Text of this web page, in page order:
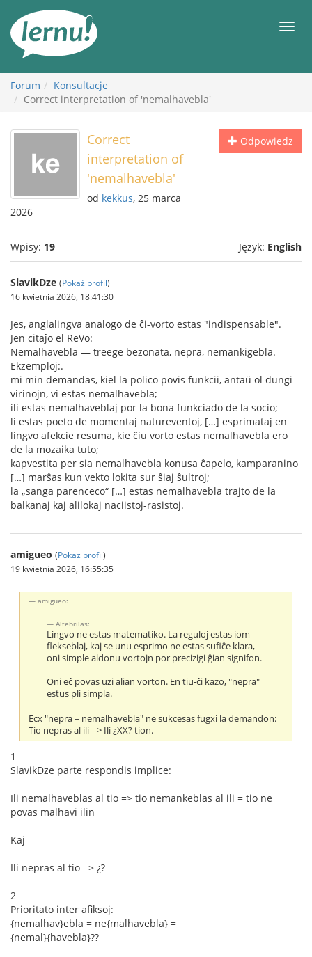
Forum
Konsultacje
Correct interpretation of 'nemalhavebla'
Odpowiedz
Correct
interpretation of
'nemalhavebla'
od kekkus, 25 marca
2026
Wpisy: 19 Język: English
SlavikDze (Pokaż profil)
16 kwietnia 2026, 18:41:30
Jes, anglalingva analogo de ĉi-vorto estas "indispensable".
Jen citaĵo el ReVo:
Nemalhavebla — treege bezonata, nepra, nemankigebla.
Ekzemploj:.
mi min demandas, kiel la polico povis funkcii, antaŭ ol dungi
virinojn, vi estas nemalhavebla;
ili estas nemalhaveblaj por la bona funkciado de la socio;
li estas poeto de momentaj natureventoj, […] esprimataj en
lingvo afekcie resuma, kie ĉiu vorto estas nemalhavebla ero
de la mozaika tuto;
kapvestita per sia nemalhavebla konusa ĉapelo, kamparanino
[…] marŝas kun vekto lokita sur ŝiaj ŝultroj;
la „sanga parenceco“ […] estas nemalhavebla trajto de la
balkanaj kaj alilokaj naciistoj-rasistoj.
amigueo (Pokaż profil)
19 kwietnia 2026, 16:55:35
amigueo:
Altebrilas:
Lingvo ne estas matematiko. La reguloj estas iom
flekseblaj, kaj se unu esprimo ne estas sufiĉe klara,
oni simple aldonu vortojn por precizigi ĝian signifon.
Oni eĉ povas uzi alian vorton. En tiu-ĉi kazo, "nepra"
estus pli simpla.
Ecx "nepra = nemalhavebla" ne sukcesas fugxi la demandon:
Tio nepras al ili --> Ili ¿XX? tion.
1
SlavikDze parte respondis implice:
Ili nemalhaveblas al tio => tio nemankeblas al ili = tio ne
povas malhavi ilin
Kaj
Ili nepras al tio => ¿?
2
Prioritato inter afiksoj:
{nemalhav}ebla = ne{malhavebla} =
{nemal}{havebla}??